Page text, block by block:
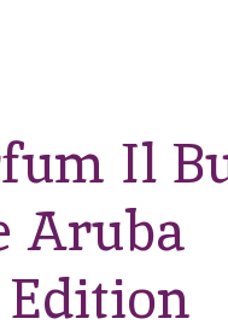
Il
Aruba